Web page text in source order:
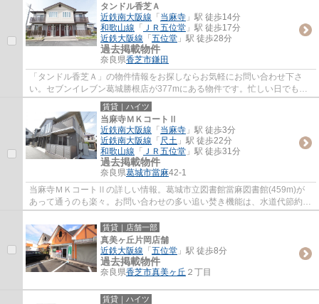
タンドル香芝Ａ
近鉄南大阪線 「 当麻寺 」駅 徒歩14分
和歌山線 「 ＪＲ五位堂 」駅 徒歩17分
近鉄大阪線 「 五位堂 」駅 徒歩28分
過去掲載物件
奈良県香芝市鎌田
「タンドル香芝Ａ」の物件情報をお探しならお気軽にお問い合わせ下さ
い。セブンイレブン葛城勝根店が377mにある物件です。忙しい日でもゴ
ミ出しをサクッと終えられるように、敷地内に...
賃貸｜ハイツ
当麻寺ＭＫコートⅡ
近鉄南大阪線 「 当麻寺 」駅 徒歩3分
近鉄南大阪線 「 尺土 」駅 徒歩22分
和歌山線 「 ＪＲ五位堂 」駅 徒歩31分
過去掲載物件
奈良県葛城市當麻42-1
当麻寺ＭＫコートⅡの詳しい情報。葛城市立図書館當麻図書館(459m)が
あって通うのも楽々。お問い合わせの多い追い焚き機能は、水道代節約に
もなります。内装もキレイな築1年の築浅のお...
賃貸｜店舗一部
真美ヶ丘片岡店舗
近鉄大阪線 「 五位堂 」駅 徒歩8分
過去掲載物件
奈良県香芝市真美ヶ丘 ２丁目
賃貸｜ハイツ